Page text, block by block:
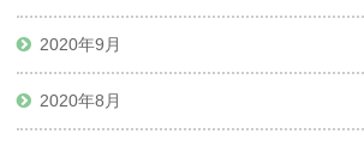
2020年9月
2020年8月